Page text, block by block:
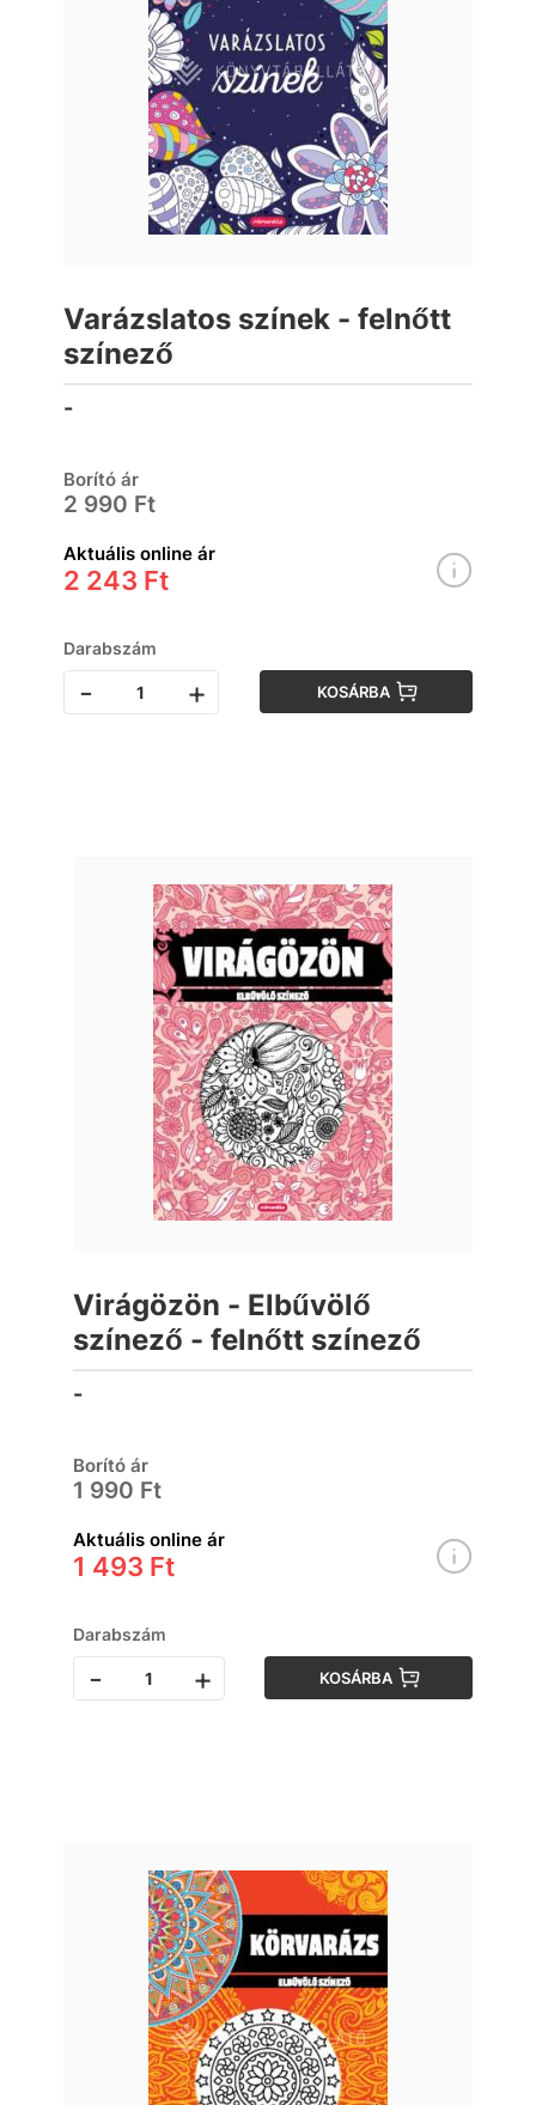
Varázslatos színek - felnőtt
színező
-
Borító ár
2 990 Ft
Aktuális online ár
2 243 Ft
Darabszám
- + KOSÁRBA
Virágözön - Elbűvölő
színező - felnőtt színező
-
Borító ár
1 990 Ft
Aktuális online ár
1 493 Ft
Darabszám
- + KOSÁRBA